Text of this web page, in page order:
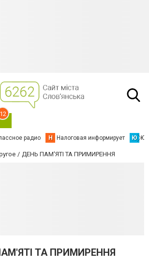
12
радио Н Налоговая информирует Ю
ДЕНЬ ПАМ'ЯТІ ТА ПРИМИРЕННЯ
ТА ПРИМИРЕННЯ